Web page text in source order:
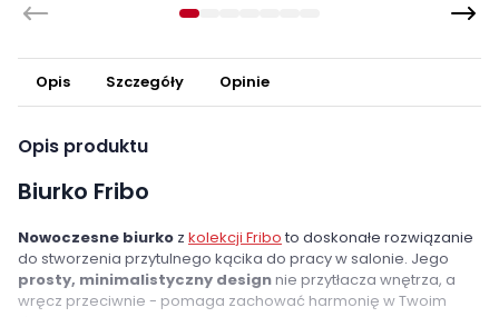
Opis Szczegóły Opinie
Opis produktu
Biurko Fribo
Nowoczesne biurko z kolekcji Fribo to doskonałe rozwiązanie
do stworzenia przytulnego kącika do pracy w salonie. Jego
prosty, minimalistyczny designnie przytłacza wnętrza, a
wręcz przeciwnie - pomaga zachować harmonię w Twoim